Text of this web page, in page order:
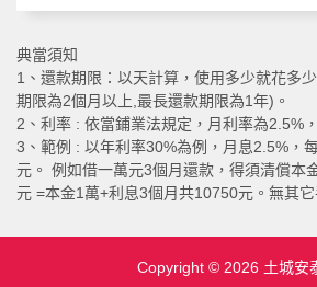
典當須知
1、還款期限：以天計算，使用多少就花多
期限為2個月以上,最長還款期限為1年)。
2、利率 : 依當鋪業法規定，月利率為2.5%
3、範例 : 以年利率30%為例，月息2.5%，
元。 例如借一萬元3個月還款，得須清償本
元 =本金1萬+利息3個月共10750元。無其它
Copyright © 2026 土城安